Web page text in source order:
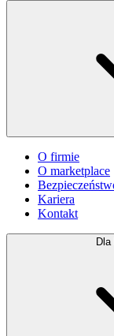
O firmie
O marketplace
Kariera
Kontakt